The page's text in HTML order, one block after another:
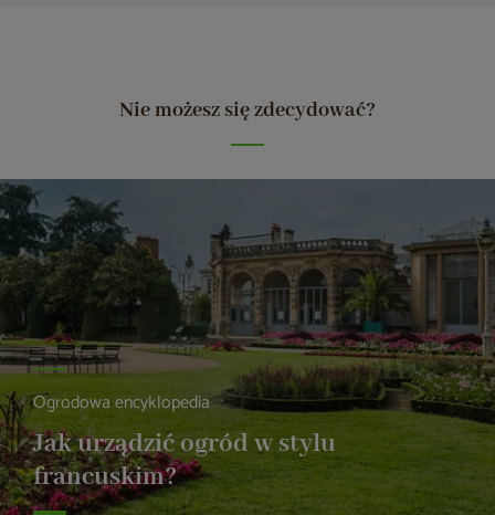
Nie możesz się zdecydować?
Ogrodowa encyklopedia
Jak urządzić ogród w stylu
francuskim?